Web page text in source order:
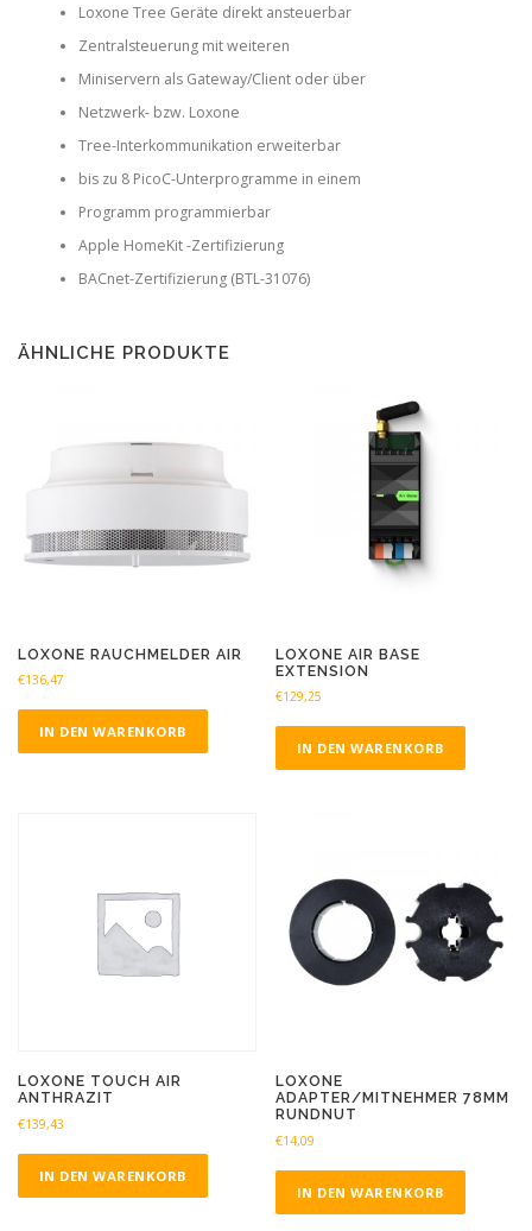
Loxone Tree Geräte direkt ansteuerbar
Zentralsteuerung mit weiteren
Miniservern als Gateway/Client oder über
Netzwerk- bzw. Loxone
Tree-Interkommunikation erweiterbar
bis zu 8 PicoC-Unterprogramme in einem
Programm programmierbar
Apple HomeKit -Zertifizierung
BACnet-Zertifizierung (BTL-31076)
ÄHNLICHE PRODUKTE
LOXONE RAUCHMELDER AIR
€136,47
IN DEN WARENKORB
LOXONE AIR BASE
EXTENSION
€129,25
IN DEN WARENKORB
LOXONE TOUCH AIR
ANTHRAZIT
€139,43
IN DEN WARENKORB
LOXONE
ADAPTER/MITNEHMER 78MM
RUNDNUT
€14,09
IN DEN WARENKORB